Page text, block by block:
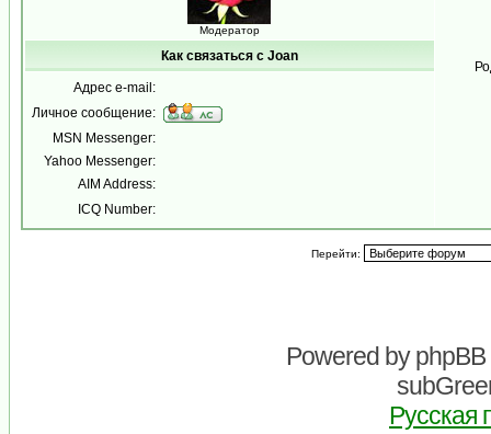
Модератор
Как связаться с Joan
Адрес e-mail:
Личное сообщение:
MSN Messenger:
Yahoo Messenger:
AIM Address:
ICQ Number:
Перейти:
Powered byphpBB
Русская